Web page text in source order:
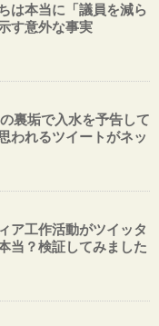
は本当に「議員を減ら
す意外な事実
裏垢で入水を予告して
われるツイートがネッ
ア工作活動がツイッタ
当？検証してみました